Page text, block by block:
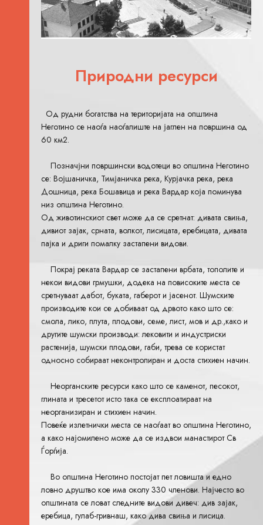
Природни ресурси
Од рудни богатства на територијата на општина
Неготино се наоѓа наоѓалиште на јаглен на површина од
60 км2.
Позначјни површински водотеци во општина Неготино
се: Војшаничка, Тимјаничка река, Курјачка река, река
Дошница, река Бошавица и река Вардар која поминува
низ општина Неготино.
Од животинскиот свет може да се сретнат: дивата свиња,
дивиот зајак, срната, волкот, лисицата, еребицата, дивата
пајка и дриги помалку застапени видови.
Покрај реката Вардар се застапени врбата, тополите и
некои видови грмушки, додека на повисоките места се
сретнуваат дабот, буката, габерот и јасенот. Шумските
производите кои се добиваат од дрвото како што се:
смола, лико, плута, плодови, семе, лист, мов и др.,како и
другите шумски производи: лековити и индустриски
растенија, шумски плодови, габи, трева се користат
односно собираат неконтролиран и доста стихиен начин.
Неорганските ресурси како што се каменот, песокот,
глината и тресетот исто така се експлоатираат на
неорганизиран и стихиен начин.
Повеќе излетнички места се наоѓаат во општина Неготино,
а како најомилено може да се издвои манастирот Св
Ѓорѓија.
Во општина Неготино постојат пет ловишта и едно
ловно друштво кое има околу 330 членови. Најчесто во
општината се ловат следните видови дивеч: див зајак,
еребица, гулаб-гривнаш, како дива свиња и лисица.